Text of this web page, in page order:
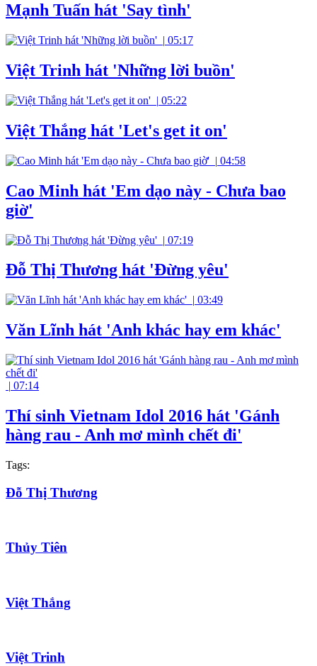
Mạnh Tuấn hát 'Say tình'
| 05:17
Việt Trinh hát 'Những lời buồn'
| 05:22
Việt Thắng hát 'Let's get it on'
| 04:58
Cao Minh hát 'Em dạo này - Chưa bao
giờ'
| 07:19
Đỗ Thị Thương hát 'Đừng yêu'
| 03:49
Văn Lĩnh hát 'Anh khác hay em khác'
| 07:14
Thí sinh Vietnam Idol 2016 hát 'Gánh
hàng rau - Anh mơ mình chết đi'
Tags:
Đỗ Thị Thương
Thủy Tiên
Việt Thắng
Việt Trinh